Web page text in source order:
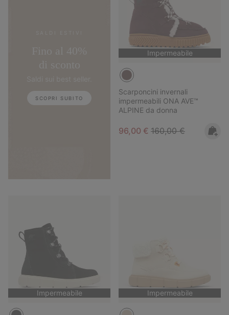
SCOPRI SUBITO
Impermeabile
Scarponcini invernali
impermeabili ONA AVE™
ALPINE da donna
Sale price:
96,00 € Regular price:
160,00 €
Impermeabile Impermeabile